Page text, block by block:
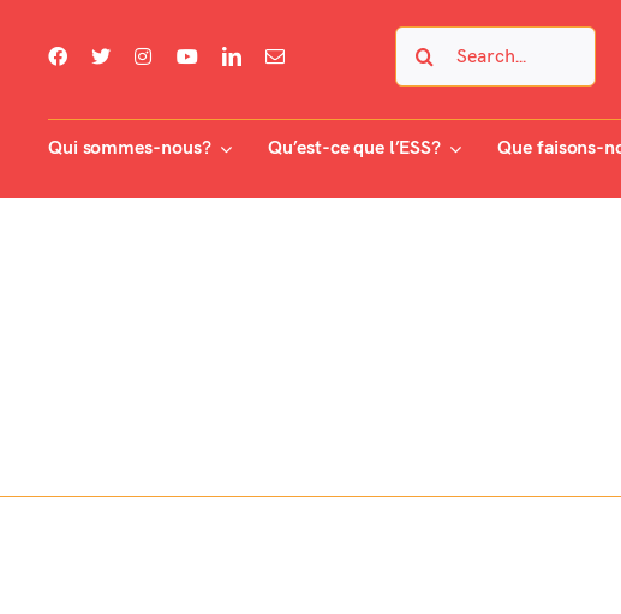
Qui sommes-nous? Qu’est-ce que l’ESS? Que faisons-